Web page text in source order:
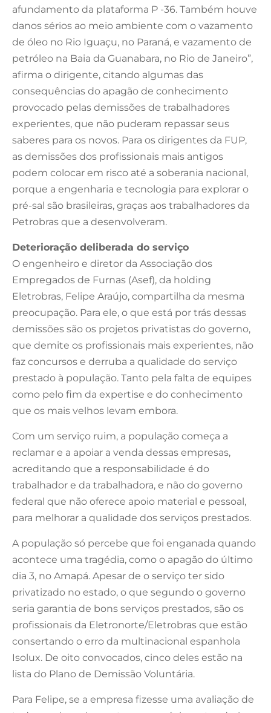
afundamento da plataforma P -36. Também houve
danos sérios ao meio ambiente com o vazamento
de óleo no Rio Iguaçu, no Paraná, e vazamento de
petróleo na Baia da Guanabara, no Rio de Janeiro”,
afirma o dirigente, citando algumas das
consequências do apagão de conhecimento
provocado pelas demissões de trabalhadores
experientes, que não puderam repassar seus
saberes para os novos. Para os dirigentes da FUP,
as demissões dos profissionais mais antigos
podem colocar em risco até a soberania nacional,
porque a engenharia e tecnologia para explorar o
pré-sal são brasileiras, graças aos trabalhadores da
Petrobras que a desenvolveram.
Deterioração deliberada do serviço
O engenheiro e diretor da Associação dos
Empregados de Furnas (Asef), da holding
Eletrobras, Felipe Araújo, compartilha da mesma
preocupação. Para ele, o que está por trás dessas
demissões são os projetos privatistas do governo,
que demite os profissionais mais experientes, não
faz concursos e derruba a qualidade do serviço
prestado à população. Tanto pela falta de equipes
como pelo fim da expertise e do conhecimento
que os mais velhos levam embora.
Com um serviço ruim, a população começa a
reclamar e a apoiar a venda dessas empresas,
acreditando que a responsabilidade é do
trabalhador e da trabalhadora, e não do governo
federal que não oferece apoio material e pessoal,
para melhorar a qualidade dos serviços prestados.
A população só percebe que foi enganada quando
acontece uma tragédia, como o apagão do último
dia 3, no Amapá. Apesar de o serviço ter sido
privatizado no estado, o que segundo o governo
seria garantia de bons serviços prestados, são os
profissionais da Eletronorte/Eletrobras que estão
consertando o erro da multinacional espanhola
Isolux. De oito convocados, cinco deles estão na
lista do Plano de Demissão Voluntária.
Para Felipe, se a empresa fizesse uma avaliação de